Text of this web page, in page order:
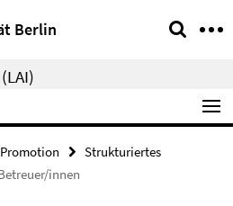
Berlin
Promotion
Strukturiertes
innen